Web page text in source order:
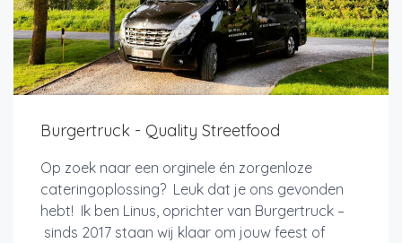
Burgertruck - Quality Streetfood
Op zoek naar een orginele én zorgenloze
cateringoplossing? Leuk dat je ons gevonden
hebt! Ik ben Linus, oprichter van Burgertruck –
sinds 2017 staan wij klaar om jouw feest of